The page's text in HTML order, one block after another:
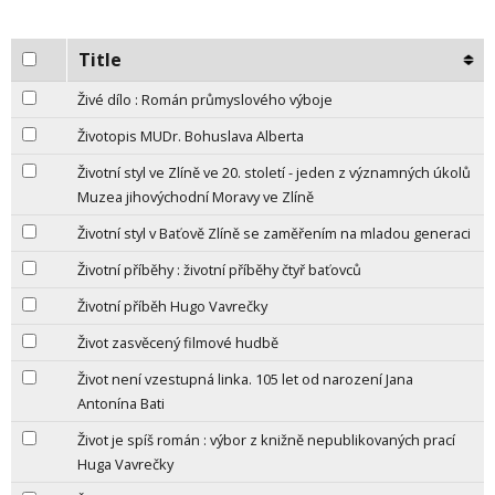
Title
Živé dílo : Román průmyslového výboje
Životopis MUDr. Bohuslava Alberta
Životní styl ve Zlíně ve 20. století - jeden z významných úkolů
Muzea jihovýchodní Moravy ve Zlíně
Životní styl v Baťově Zlíně se zaměřením na mladou generaci
Životní příběhy : životní příběhy čtyř baťovců
Životní příběh Hugo Vavrečky
Život zasvěcený filmové hudbě
Život není vzestupná linka. 105 let od narození Jana
Antonína Bati
Život je spíš román : výbor z knižně nepublikovaných prací
Huga Vavrečky